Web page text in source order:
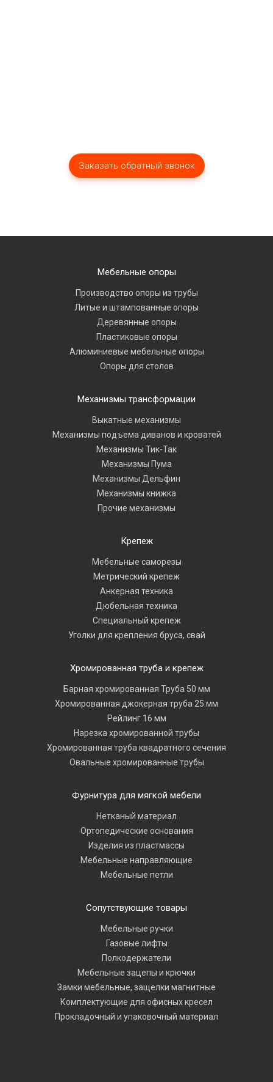
Мебельные опоры
Производство опоры из трубы
Литые и штампованные опоры
Деревянные опоры
Пластиковые опоры
Алюминиевые мебельные опоры
Опоры для столов
Механизмы трансформации
Выкатные механизмы
Механизмы подъема диванов и кроватей
Механизмы Тик-Так
Механизмы Пума
Механизмы Дельфин
Механизмы книжка
Прочие механизмы
Крепеж
Мебельные саморезы
Метрический крепеж
Анкерная техника
Дюбельная техника
Специальный крепеж
Уголки для крепления бруса, свай
Хромированная труба и крепеж
Барная хромированная Труба 50 мм
Хромированная джокерная труба 25 мм
Рейлинг 16 мм
Нарезка хромированной трубы
Хромированная труба квадратного сечения
Овальные хромированные трубы
Фурнитура для мягкой мебели
Нетканый материал
Ортопедические основания
Изделия из пластмассы
Мебельные направляющие
Мебельные петли
Сопутствующие товары
Мебельные ручки
Газовые лифты
Полкодержатели
Мебельные зацепы и крючки
Замки мебельные, защелки магнитные
Комплектующие для офисных кресел
Прокладочный и упаковочный материал